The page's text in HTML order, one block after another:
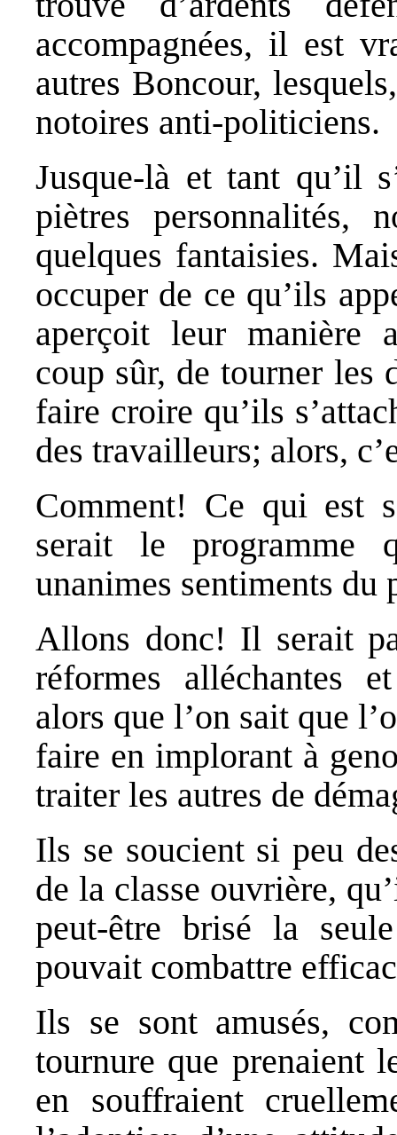
accompagnées, il est
autres Boncour,
notoires anti-politiciens.
Jusque-là et tant qu’il
piètres personnalités,
quelques fantaisies.
occuper de ce qu’ils
aperçoit leur manière
coup sûr, de tourner les
faire croire qu’ils
des travailleurs; alors,
Comment! Ce qui est
serait le programme
unanimes sentiments du
Allons donc! Il serait
réformes alléchantes
alors que l’on sait que
faire en implorant à
traiter les autres de
Ils se soucient si peu
de la classe ouvrière,
peut-être brisé la
pouvait combattre
Ils se sont amusés,
tournure que prenaient
en souffraient